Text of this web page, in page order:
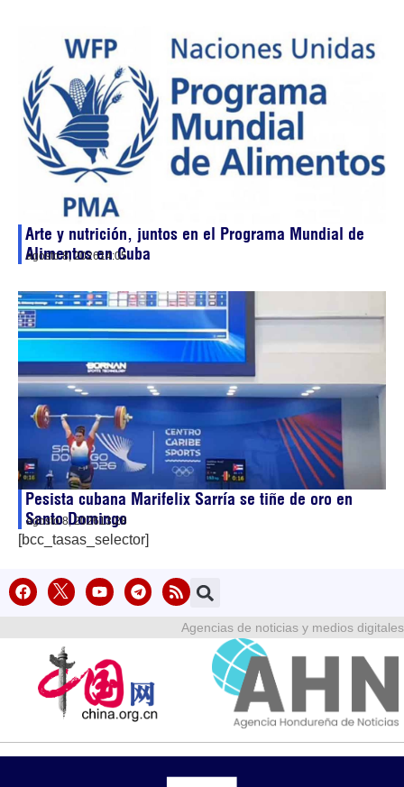
Arte y nutrición, juntos en el Programa Mundial de
Alimentos en Cuba
agosto 8, 202614:05
Pesista cubana Marifelix Sarría se tiñe de oro en
Santo Domingo
agosto 8, 202613:28
[bcc_tasas_selector]
Agencias de noticias y medios digitales